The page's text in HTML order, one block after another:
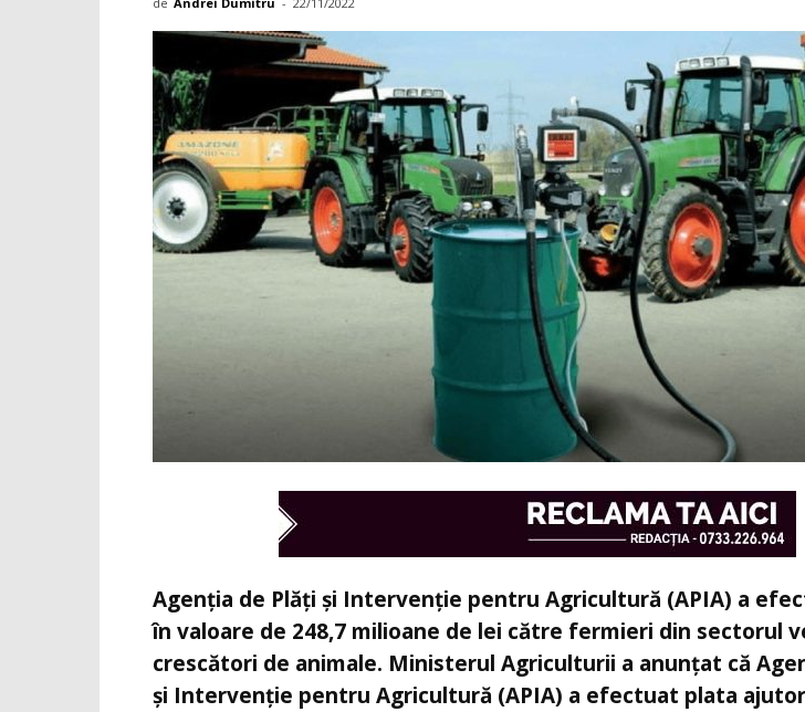
Agenția de Plăți și Intervenție pentru Agricultură (APIA) a
în valoare de 248,7 milioane de lei către fermieri din sectorul
crescători de animale. Ministerul Agriculturii a anunțat că
și Intervenție pentru Agricultură (APIA) a efectuat plata